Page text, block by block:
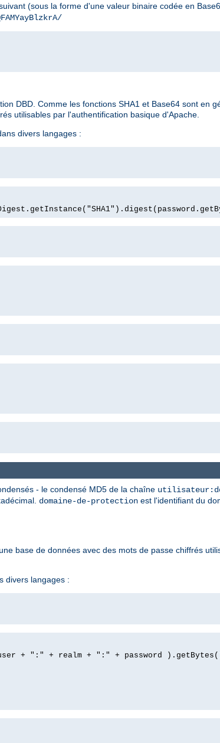
(sous la forme d'une valeur binaire codée en
DBD. Comme les fonctions SHA1 et Base64 sont en
utilisables par l'authentification basique d'Apache.
divers langages :
- le condensé MD5 de la chaîne
domaine-de-protection est l'identifiant du
base de données avec des mots de passe chiffrés
divers langages :
+ ":" + realm + ":" + password